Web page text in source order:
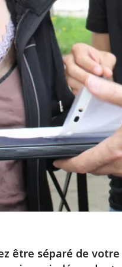
être séparé de